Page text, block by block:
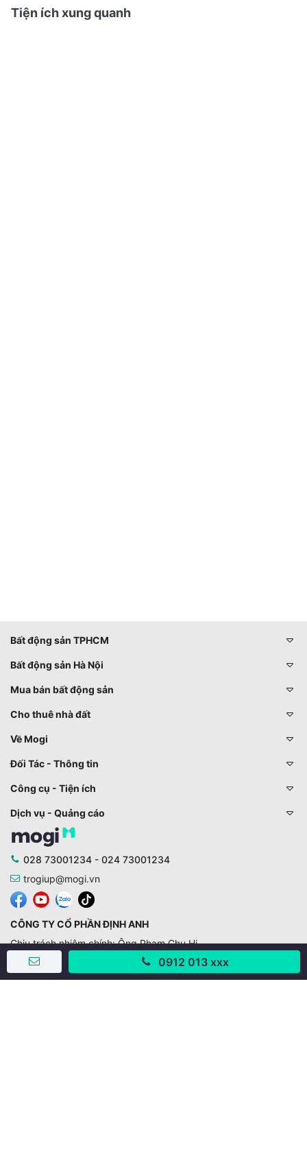
Tiện ích xung quanh
0912 013 xxx
Bất động sản TPHCM
Bất động sản Hà Nội
Mua bán bất động sản
Cho thuê nhà đất
Về Mogi
Đối Tác - Thông tin
Công cụ - Tiện ích
Dịch vụ - Quảng cáo
028 73001234 - 024 73001234
trogiup@mogi.vn
CÔNG TY CỔ PHẦN ĐỊNH ANH
Chịu trách nhiệm chính: Ông Phạm Chu Hi
Giấy phép số: 429/GP-BTTTT do Bộ TTTT cấp ngày
11/10/2019